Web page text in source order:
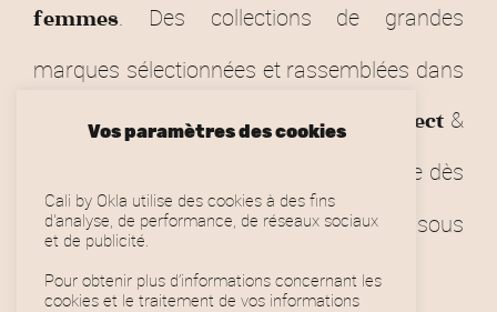
femmes. Des collections de grandes
marques sélectionnées et rassemblées dans
notre store Toulousain. Click and Collect&
dans toute la France (gratuite dès
90€).Retours & remboursements
sous
conditions.
Vos paramètres des cookies
Cali by Okla utilise des cookies à des fins
d'analyse, de performance, de réseaux sociaux
et de publicité.
Pour obtenir plus d’informations concernant les
cookies et le traitement de vos informations